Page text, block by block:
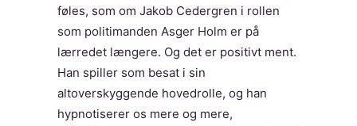
føles, som om Jakob Cedergren i rollen
som politimanden Asger Holm er på
lærredet længere. Og det er positivt ment.
Han spiller som besat i sin
altoverskyggende hovedrolle, og han
hypnotiserer os mere og mere,